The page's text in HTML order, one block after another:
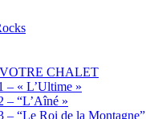
CHALET
– « L’Ultime »
– “L’Aîné »
– “Le Roi de la Montagne”